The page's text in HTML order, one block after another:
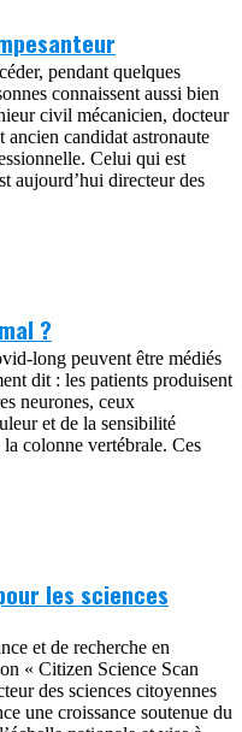
pendant quelques
connaissent aussi bien
civil mécanicien, docteur
candidat astronaute
Celui qui est
aujourd’hui directeur des
?
long peuvent être médiés
dit : les patients produisent
neurones, ceux
et de la sensibilité
colonne vertébrale. Ces
les sciences
et de recherche en
« Citizen Science Scan
des sciences citoyennes
une croissance soutenue du